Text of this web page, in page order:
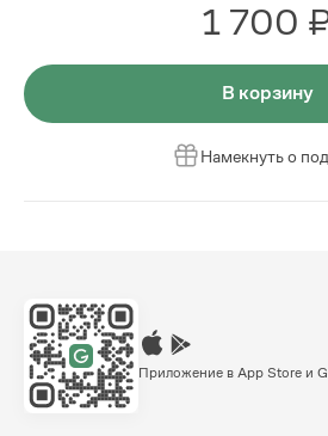
1 700
В корзину
Намекнуть о
Приложение в App Store и